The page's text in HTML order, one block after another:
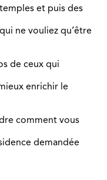
et puis des
ne vouliez qu’être
de ceux qui
enrichir le
comment vous
demandée